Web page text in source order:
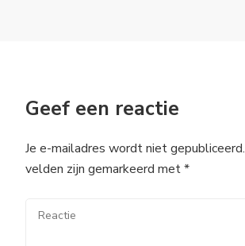
Geef een reactie
Je e-mailadres wordt niet gepubliceerd.
velden zijn gemarkeerd met*